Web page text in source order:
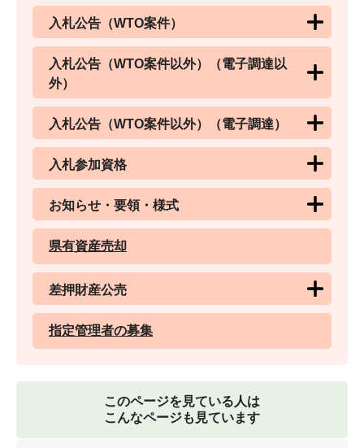
入札公告（WTO案件）
入札公告（WTO案件以外）（電子調達以
外）
入札公告（WTO案件以外）（電子調達）
入札参加資格
お知らせ・要領・様式
県有資産売却
差押財産公売
指定管理者の募集
このページを見ている人は
こんなページも見ています